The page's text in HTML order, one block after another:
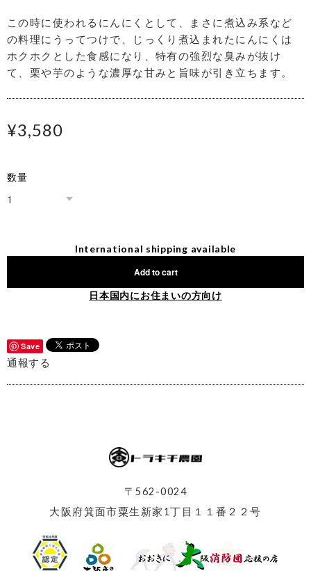
この時に使われるにんにくとして、まさに煮込み系など
の料理にうってつけで、じっくり煮込まれたにんにくは
ホクホクとした食感になり、特有の強烈な臭みが抜け
て、栗や芋のような濃厚な甘みと旨味が引き立ちます。
¥3,580
数量
International shipping available
Add to cart
日本国内にお住まいの方向け
Save
通報する
〒562-0024
大阪府箕面市粟生新家1丁目１１番２２号